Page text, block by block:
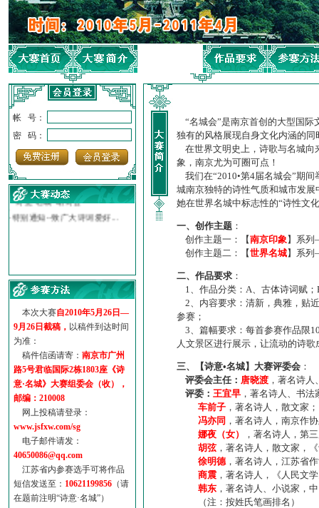
帐 号：
密 码：
· 诗意名城·获奖名单
【诗意·名城】地铁展示作...
诗意名城·地铁时间
地铁完美呈现【诗意·名城...
·参赛作品多达5000多首
·“诗意·名城”晒诗会
特别通知--致广大诗词爱好...
本次大赛自2010年5月26日—
9月26日截稿， 以稿件到达时间
为准：
稿件信函请寄： 南京市广州
路5号君临国际2栋1803座《诗
意·名城》大赛组委会（收），
邮编：210008
网上投稿请登录：
www.jsfxw.com/sg
电子邮件请发：
40650086@qq.com
江苏省内参赛选手可将作品
短信发送至： 10621199856 （请
在题前注明“诗意·名城”）
“名城会”是南京首创的大型国际
独有的风格展现自身文化内涵的
在世界文明史上，诗歌与名城向
象，南京尤为可圈可点！
我们在“2010•第4届名城会”期
城南京独特的诗性气质和城市发
她在世界名城中标志性的“诗性文
一、创作主题 ：
创作主题一：【南京印象】系
创作主题二：【世界名城】系
二、作品要求 ：
1、作品分类：A、古体诗词赋；
2、内容要求：清新，典雅，贴
参赛；
3、篇幅要求：每首参赛作品限
人文景区进行展示，让流动的诗
三、【诗意•名城】大赛评委会 ：
评委会主任： 唐晓渡 ，著名诗
评委： 王宜早 ，著名诗人、书
车前子 ，著名诗人，散文家；
冯亦同 ，著名诗人，南京作
娜夜（女）
，著名诗人，第
胡弦，著名诗人，散文家，
徐明德，著名诗人，江苏省
商震 ，著名诗人，《人民文
韩东 ，著名诗人、小说家，
（注：按姓氏笔画排名）